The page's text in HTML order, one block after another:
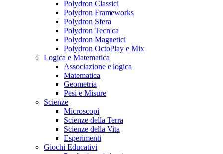
Polydron Classici
Polydron Frameworks
Polydron Sfera
Polydron Tecnica
Polydron Magnetici
Polydron OctoPlay e Mix
Logica e Matematica
Associazione e logica
Matematica
Geometria
Pesi e Misure
Scienze
Microscopi
Scienze della Terra
Scienze della Vita
Esperimenti
Giochi Educativi